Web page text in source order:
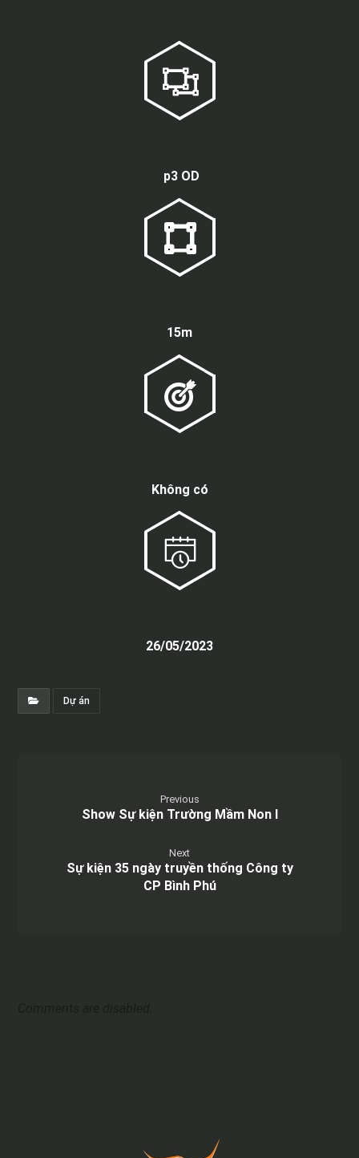
p3 OD
15m
Không có
26/05/2023
Dự án
Previous
Show Sự kiện Trường Mầm Non I
Next
Sự kiện 35 ngày truyền thống Công ty
CP Bình Phú